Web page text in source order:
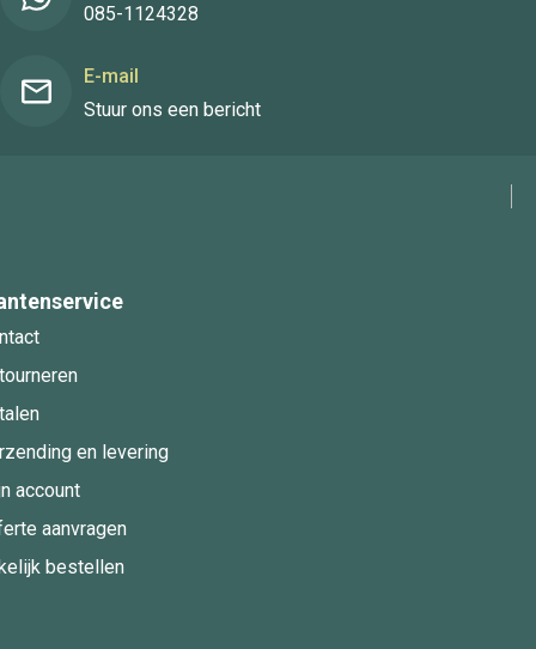
085-1124328
E-mail
Stuur ons een bericht
en levering
account
aanvragen
bestellen